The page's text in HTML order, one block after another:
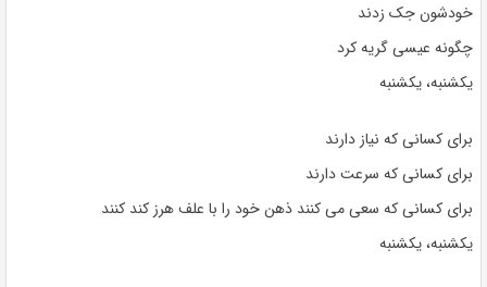
خودشون جک زدند
چگونه عیسی گریه کرد
یکشنبه، یکشنبه
برای کسانی که نیاز دارند
برای کسانی که سرعت دارند
برای کسانی که سعی می کنند ذهن خود را با علف هرز کند کنند
یکشنبه، یکشنبه